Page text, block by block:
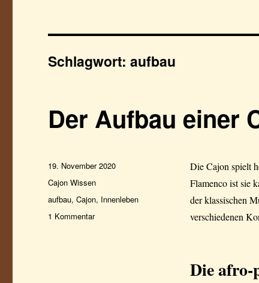
Schlagwort:aufbau
Der Aufbau einer
Die Cajon spielt
Flamenco ist sie
der klassischen
verschiedenen
Die afro-
Veröffentlicht
am
19. November 2020
Kategorien
Cajon Wissen
Schlagwörter
aufbau,Cajon, Innenleben
1 Kommentarzu